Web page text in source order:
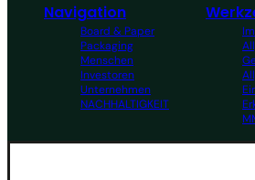
Navigation
Board & Paper
Packaging
Menschen
Investoren
Unternehmen
NACHHALTIGKEIT